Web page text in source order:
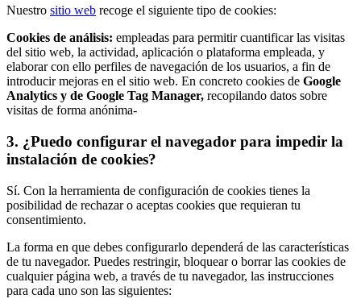
Nuestro sitio web recoge el siguiente tipo de cookies:
Cookies de análisis: empleadas para permitir cuantificar las visitas
del sitio web, la actividad, aplicación o plataforma empleada, y
elaborar con ello perfiles de navegación de los usuarios, a fin de
introducir mejoras en el sitio web. En concreto cookies de Google
Analytics y de Google Tag Manager, recopilando datos sobre
visitas de forma anónima-
3. ¿Puedo configurar el navegador para impedir la
instalación de cookies?
Sí. Con la herramienta de configuración de cookies tienes la
posibilidad de rechazar o aceptas cookies que requieran tu
consentimiento.
La forma en que debes configurarlo dependerá de las características
de tu navegador. Puedes restringir, bloquear o borrar las cookies de
cualquier página web, a través de tu navegador, las instrucciones
para cada uno son las siguientes: